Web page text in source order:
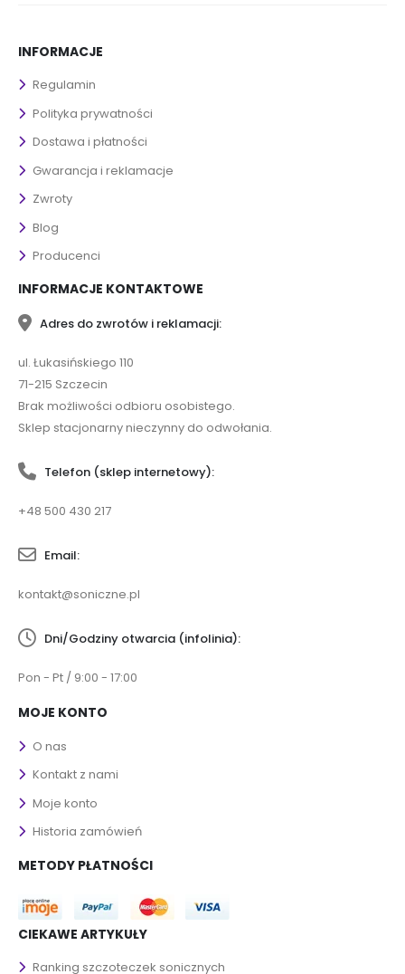
INFORMACJE
Regulamin
Polityka prywatności
Dostawa i płatności
Gwarancja i reklamacje
Zwroty
Blog
Producenci
INFORMACJE KONTAKTOWE
Adres do zwrotów i reklamacji:
ul. Łukasińskiego 110
71-215 Szczecin
Brak możliwości odbioru osobistego.
Sklep stacjonarny nieczynny do odwołania.
Telefon (sklep internetowy):
+48 500 430 217
Email:
kontakt@soniczne.pl
Dni/Godziny otwarcia (infolinia):
Pon - Pt / 9:00 - 17:00
MOJE KONTO
O nas
Kontakt z nami
Moje konto
Historia zamówień
METODY PŁATNOŚCI
CIEKAWE ARTYKUŁY
Ranking szczoteczek sonicznych